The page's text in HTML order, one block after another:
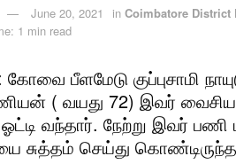
June 20, 2021 in Coimbatore District
1 min read
கோவை பீளமேடு குப்புசாமி
( வயது 72) இவர்
வந்தார். நேற்று இவர் பணி
சுத்தம் செய்து